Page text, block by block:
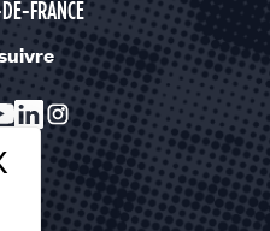
Masquer le
FRANCE